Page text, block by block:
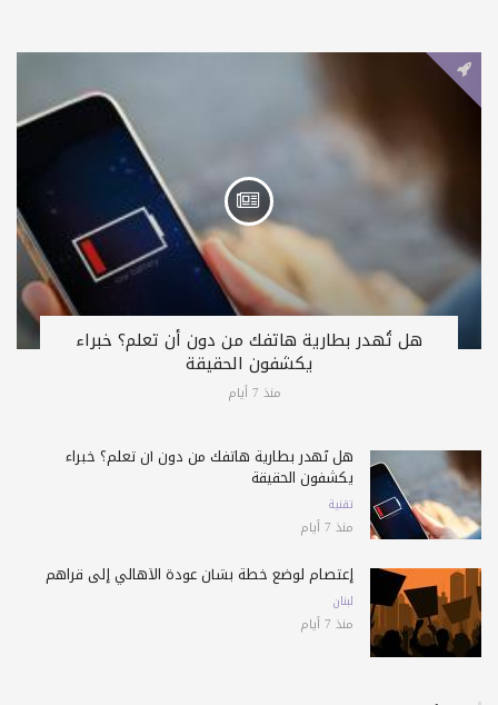
هل تُهدر بطارية هاتفك من دون أن تعلم؟ خبراء
يكشفون الحقيقة
منذ 7 أيام
هل تُهدر بطارية هاتفك من دون أن تعلم؟ خبراء
يكشفون الحقيقة
تقنية
منذ 7 أيام
إعتصام لوضع خطة بشأن عودة الأهالي إلى قراهم
لبنان
منذ 7 أيام